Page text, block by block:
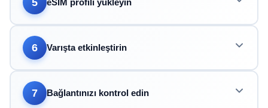
eSIM profili yükleyin
6 Varışta etkinleştirin
7 Bağlantınızı kontrol edin